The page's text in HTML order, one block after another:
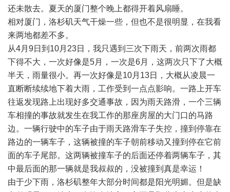
还未散去。夏天的厦门整个晚上都得开着风扇睡。
相对厦门，洛杉矶天气干燥一些，但也不是很明显，在我看
来两地都差不多。
从4月9日到10月23日，我只遇到三次下雨天，前两次雨都
下得不大，一次好像是5月，一次是6月，这两次只下了大概
半天，雨量很小。再一次好像是10月13日，大概从凌晨一
直断断续续地下着大雨，工作受到一点点影响。一路上开车
往返发现路上出现好多交通事故，因为雨天路滑，一个三辆
车相撞的事故就发生在我工作的那座房屋的大门口的马路
边。一辆行驶中的车子由于雨天路滑车子失控，撞到停靠在
路边的一辆车子，这辆被撞的车子朝前移动又撞到停在它前
面的车子尾部。这两辆被撞车子的后面还停着两辆车子，其
中最后面的那一辆就是我叔叔的，没被撞到真是幸运！
由于少下雨，洛杉矶整年大部分时间都是阳光明媚。但是缺